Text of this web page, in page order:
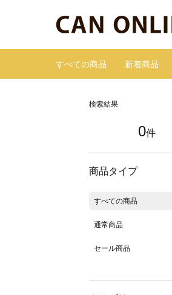
すべての商品 新着商品
検索結果
0件
商品タイプ
すべての商品
通常商品
セール商品